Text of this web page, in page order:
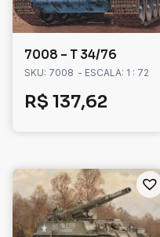
7008 – T 34/76
SKU: 7008 - ESCALA: 1 : 72
R$ 137,62